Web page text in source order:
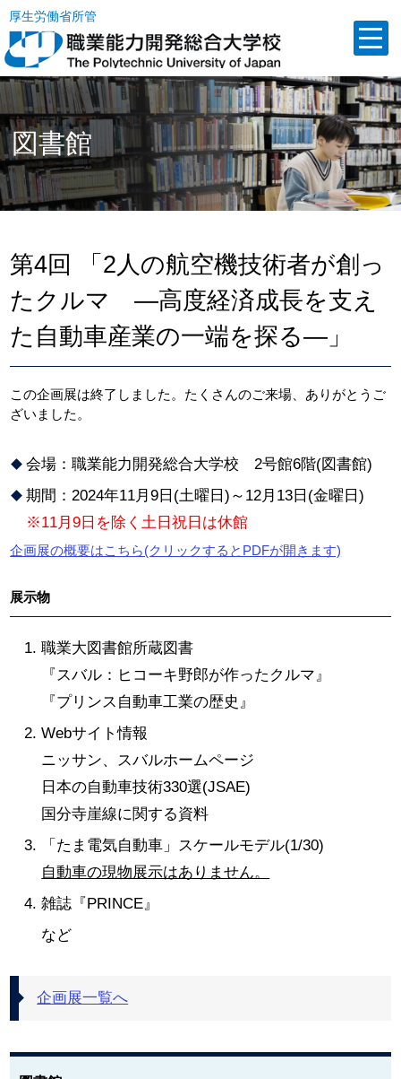
厚生労働省所管
図書館
第4回 「2人の航空機技術者が創っ
たクルマ —高度経済成長を支え
た自動車産業の一端を探る—」
この企画展は終了しました。たくさんのご来場、ありがとうご
ざいました。
会場：職業能力開発総合大学校 2号館6階(図書館)
期間：2024年11月9日(土曜日)～12月13日(金曜日)
※11月9日を除く土日祝日は休館
企画展の概要はこちら(クリックするとPDFが開きます)
展示物
職業大図書館所蔵図書
『スバル：ヒコーキ野郎が作ったクルマ』
『プリンス自動車工業の歴史』
Webサイト情報
ニッサン、スバルホームページ
日本の自動車技術330選(JSAE)
国分寺崖線に関する資料
「たま電気自動車」スケールモデル(1/30)
自動車の現物展示はありません。
雑誌『PRINCE』
など
企画展一覧へ